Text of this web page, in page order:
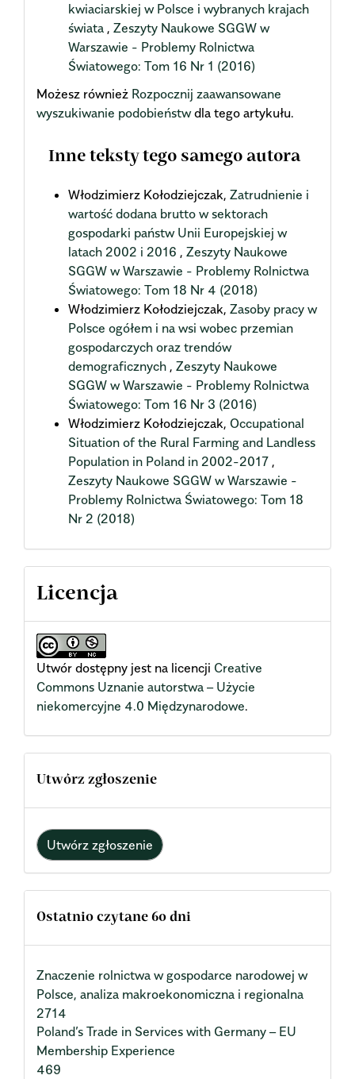
kwiaciarskiej w Polsce i wybranych krajach
świata , Zeszyty Naukowe SGGW w
Warszawie - Problemy Rolnictwa
Światowego: Tom 16 Nr 1 (2016)
Możesz również Rozpocznij zaawansowane
wyszukiwanie podobieństwdla tego artykułu.
Inne teksty tego samego autora
Włodzimierz Kołodziejczak, Zatrudnienie i
wartość dodana brutto w sektorach
gospodarki państw Unii Europejskiej w
latach 2002 i 2016 , Zeszyty Naukowe
SGGW w Warszawie - Problemy Rolnictwa
Światowego: Tom 18 Nr 4 (2018)
Włodzimierz Kołodziejczak, Zasoby pracy w
Polsce ogółem i na wsi wobec przemian
gospodarczych oraz trendów
demograficznych , Zeszyty Naukowe
SGGW w Warszawie - Problemy Rolnictwa
Światowego: Tom 16 Nr 3 (2016)
Włodzimierz Kołodziejczak, Occupational
Situation of the Rural Farming and Landless
Population in Poland in 2002-2017 ,
Zeszyty Naukowe SGGW w Warszawie -
Problemy Rolnictwa Światowego: Tom 18
Nr 2 (2018)
Licencja
Utwór dostępny jest na licencji Creative
Commons Uznanie autorstwa – Użycie
niekomercyjne 4.0 Międzynarodowe.
Utwórz zgłoszenie
Utwórz zgłoszenie
Ostatnio czytane 60 dni
Znaczenie rolnictwa w gospodarce narodowej w
Polsce, analiza makroekonomiczna i regionalna
2714
Poland’s Trade in Services with Germany – EU
Membership Experience
469